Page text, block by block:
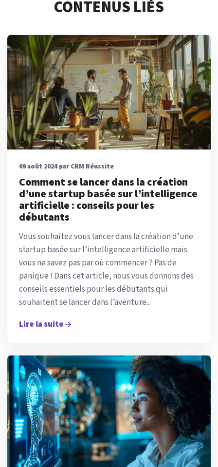
CONTENUS LIÉS
09 août 2024 par CRM Réussite
Comment se lancer dans la création
d’une startup basée sur l’intelligence
artificielle : conseils pour les
débutants
Vous souhaitez vous lancer dans la création d’une
startup basée sur l’intelligence artificielle mais
vous ne savez pas par où commencer ? Pas de
panique ! Dans cet article, nous vous donnons des
conseils essentiels pour les débutants qui
souhaitent se lancer dans l’aventure...
Lire la suite